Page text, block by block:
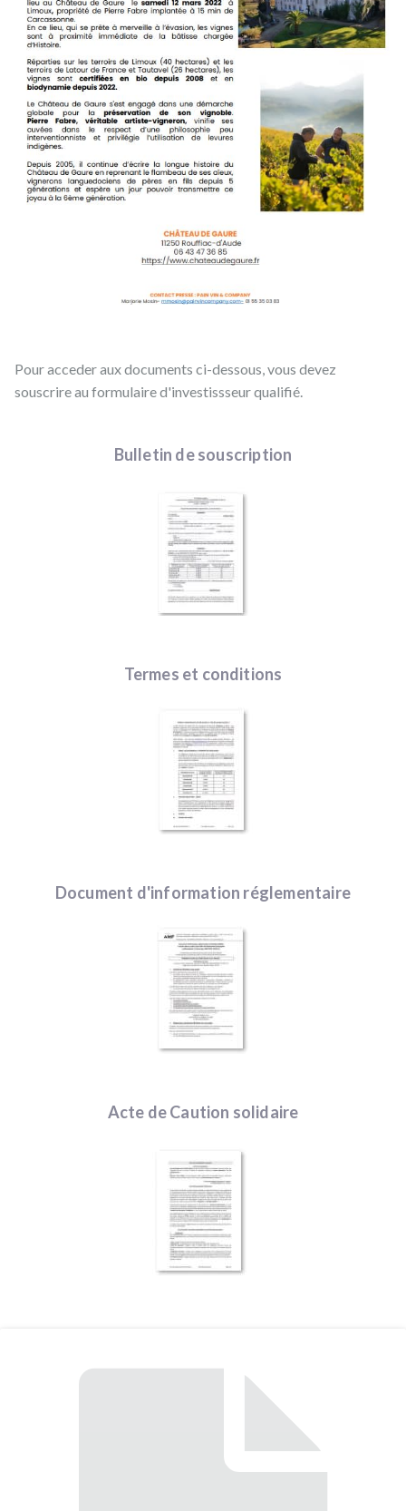
Pour acceder aux documents ci-dessous, vous devez
souscrire au formulaire d'investissseur qualifié.
Bulletin de souscription
Termes et conditions
Document d'information réglementaire
Acte de Caution solidaire